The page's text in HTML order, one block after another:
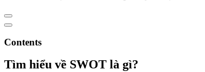
Contents
Tìm hiểu về SWOT là gì?